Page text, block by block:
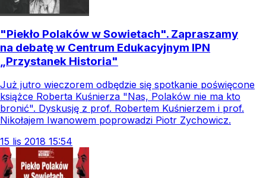
"Piekło Polaków w Sowietach". Zapraszamy
na debatę w Centrum Edukacyjnym IPN
„Przystanek Historia"
Już jutro wieczorem odbędzie się spotkanie poświęcone
książce Roberta Kuśnierza "Nas, Polaków nie ma kto
bronić". Dyskusję z prof. Robertem Kuśnierzem i prof.
Nikołajem Iwanowem poprowadzi Piotr Zychowicz.
15 lis 2018 15:54